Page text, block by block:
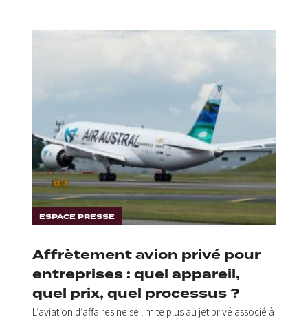
ESPACE PRESSE
Affrètement avion privé pour
entreprises : quel appareil,
quel prix, quel processus ?
L’aviation d’affaires ne se limite plus au jet privé associé à